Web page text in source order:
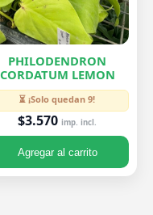
PHILODENDRON
CORDATUM LEMON
⏳ ¡Solo quedan 9!
$3.570 imp. incl.
Agregar al carrito